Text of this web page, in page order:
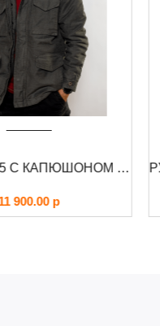
КУРТКА М-65 С КАПЮШОНОМ RAIDO FOERSVERD